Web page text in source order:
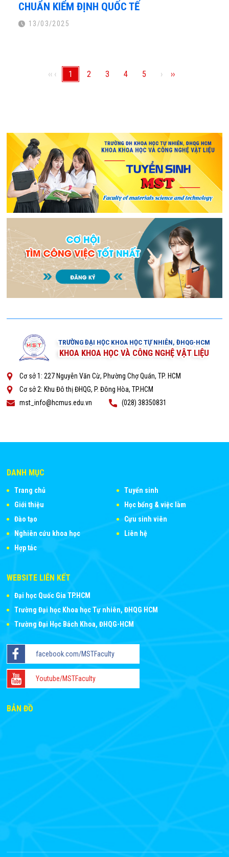
CHUẨN KIỂM ĐỊNH QUỐC TẾ
13/03/2025
‹‹ ‹ 1 2 3 4 5 › ››
TRƯỜNG ĐẠI HỌC KHOA HỌC TỰ NHIÊN, ĐHQG-HCM
KHOA KHOA HỌC VÀ CÔNG NGHỆ VẬT LIỆU
Cơ sở 1: 227 Nguyễn Văn Cừ, Phường Chợ Quán, TP. HCM
Cơ sở 2: Khu Đô thị ĐHQG, P. Đông Hòa, TP.HCM
mst_info@hcmus.edu.vn
(028) 38350831
DANH MỤC
Trang chủ
Giới thiệu
Đào tạo
Nghiên cứu khoa học
Hợp tác
Tuyển sinh
Học bổng & việc làm
Cựu sinh viên
Liên hệ
WEBSITE LIÊN KẾT
Đại học Quốc Gia TP.HCM
Trường Đại học Khoa học Tự nhiên, ĐHQG HCM
Trường Đại Học Bách Khoa, ĐHQG-HCM
facebook.com/MSTFaculty
Youtube/MSTFaculty
BẢN ĐỒ